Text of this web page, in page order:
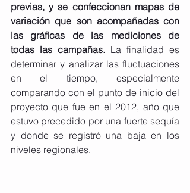
previas, y se confeccionan mapas de
variación que son acompañadas con
las gráficas de las mediciones de
todas las campañas. La finalidad es
determinar y analizar las fluctuaciones
en el tiempo, especialmente
comparando con el punto de inicio del
proyecto que fue en el 2012, año que
estuvo precedido por una fuerte sequía
y donde se registró una baja en los
niveles regionales.